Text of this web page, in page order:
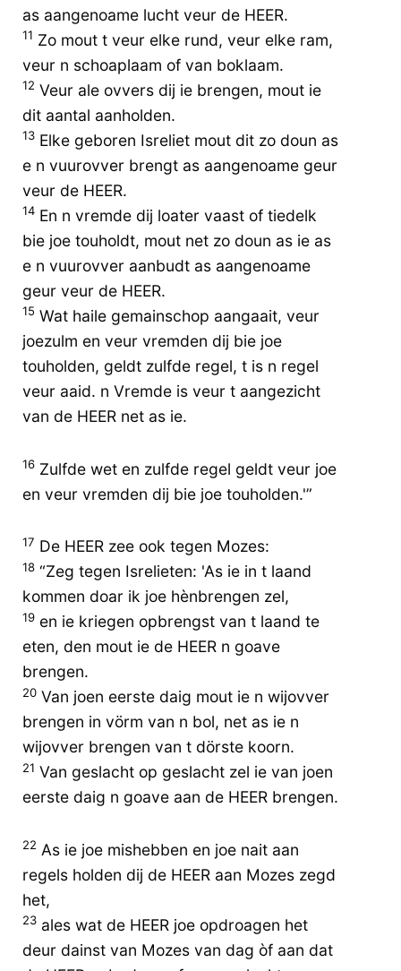
as aangenoame lucht veur de HEER.
11 Zo mout t veur elke rund, veur elke ram,
veur n schoaplaam of van boklaam.
12 Veur ale ovvers dij ie brengen, mout ie
dit aantal aanholden.
13 Elke geboren Isreliet mout dit zo doun as
e n vuurovver brengt as aangenoame geur
veur de HEER.
14 En n vremde dij loater vaast of tiedelk
bie joe touholdt, mout net zo doun as ie as
e n vuurovver aanbudt as aangenoame
geur veur de HEER.
15 Wat haile gemainschop aangaait, veur
joezulm en veur vremden dij bie joe
touholden, geldt zulfde regel, t is n regel
veur aaid. n Vremde is veur t aangezicht
van de HEER net as ie.
16 Zulfde wet en zulfde regel geldt veur joe
en veur vremden dij bie joe touholden.'”
17 De HEER zee ook tegen Mozes:
18 “Zeg tegen Isrelieten: 'As ie in t laand
kommen doar ik joe hènbrengen zel,
19 en ie kriegen opbrengst van t laand te
eten, den mout ie de HEER n goave
brengen.
20 Van joen eerste daig mout ie n wijovver
brengen in vörm van n bol, net as ie n
wijovver brengen van t dörste koorn.
21 Van geslacht op geslacht zel ie van joen
eerste daig n goave aan de HEER brengen.
22 As ie joe mishebben en joe nait aan
regels holden dij de HEER aan Mozes zegd
het,
23 ales wat de HEER joe opdroagen het
deur dainst van Mozes van dag òf aan dat